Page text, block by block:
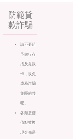
防範貸
款詐騙
請不要給
予銀行存
摺及提款
卡，以免
成為詐騙
集團的共
犯。
各類型儲
值點數換
現金都是